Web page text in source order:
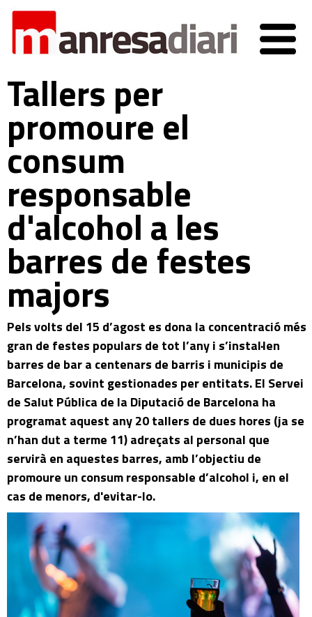
Tallers per
promoure el
consum
responsable
d'alcohol a les
barres de festes
majors
Pels volts del 15 d’agost es dona la concentració més
gran de festes populars de tot l’any i s’instal·len
barres de bar a centenars de barris i municipis de
Barcelona, sovint gestionades per entitats. El Servei
de Salut Pública de la Diputació de Barcelona ha
programat aquest any 20 tallers de dues hores (ja se
n’han dut a terme 11) adreçats al personal que
servirà en aquestes barres, amb l’objectiu de
promoure un consum responsable d’alcohol i, en el
cas de menors, d'evitar-lo.